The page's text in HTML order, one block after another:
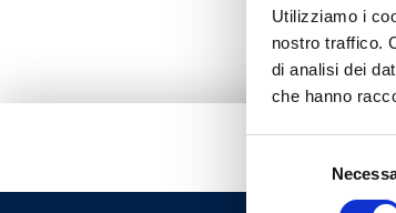
Utilizziamo i
nostro traffico.
di analisi dei
che hanno